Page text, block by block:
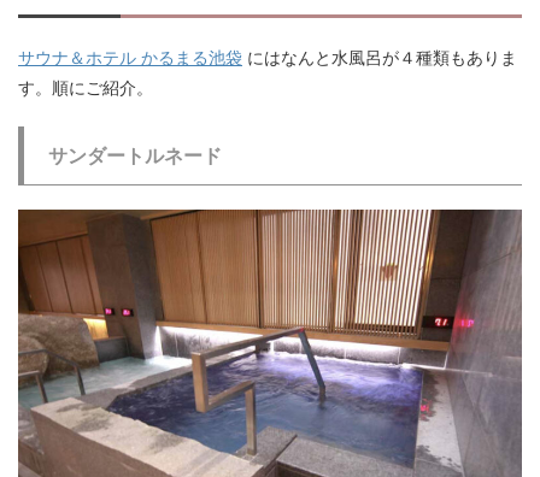
サウナ＆ホテル かるまる池袋 にはなんと水風呂が４種類もありま
す。順にご紹介。
サンダートルネード